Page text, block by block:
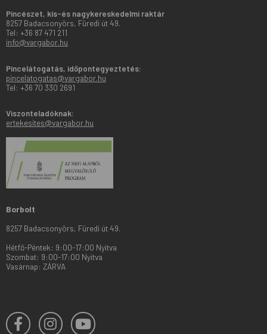
Pincészet, kis-és nagykereskedelmi raktár
8257 Badacsonyörs, Füredi út 49.
Tel: +36 87 471 211
info@vargabor.hu
Pincelátogatás, időpontegyeztetés:
pincelatogatas@vargabor.hu
Tel: +36 70 330 2691
Viszonteladóknak:
ertekesites@vargabor.hu
Borbolt
8257 Badacsonyörs, Füredi út 49.
Hétfő-Péntek: 9:00-17:00 Nyitva
Szombat: 9:00-17:00 Nyitva
Vasárnap: ZÁRVA